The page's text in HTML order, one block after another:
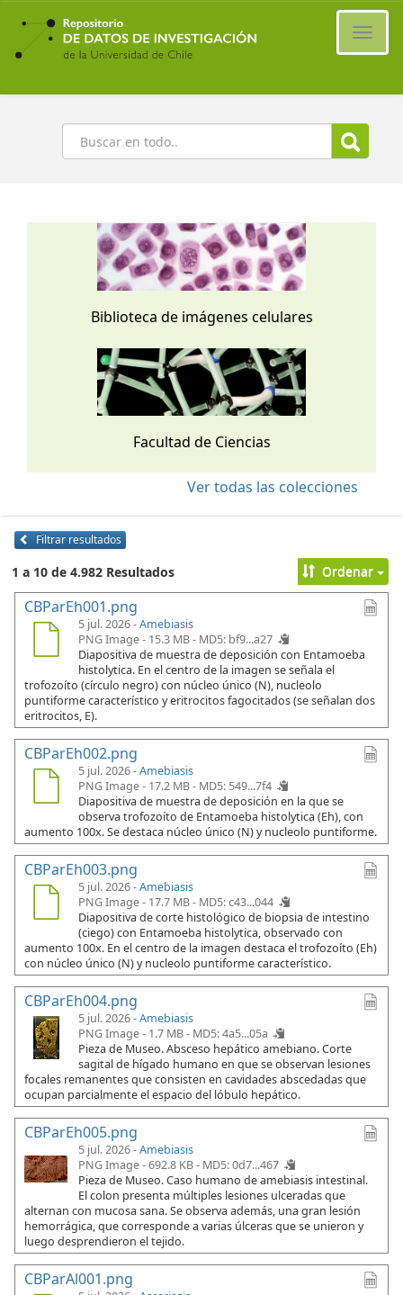
Ir
contenido
principal
Buscar
Biblioteca de imágenes celulares
Facultad de Ciencias
Ver todas las colecciones
Filtrar resultados
1 a 10 de 4.982 Resultados Ordenar
CBParEh001.png
5 jul. 2026 -Amebiasis
PNG Image - 15.3 MB - MD5: bf9...a27
Diapositiva de muestra de deposición con Entamoeba
histolytica. En el centro de la imagen se señala el
trofozoíto (círculo negro) con núcleo único (N), nucleolo
puntiforme característico y eritrocitos fagocitados (se señalan dos
eritrocitos, E).
CBParEh002.png
5 jul. 2026 -Amebiasis
PNG Image - 17.2 MB - MD5: 549...7f4
Diapositiva de muestra de deposición en la que se
observa trofozoíto de Entamoeba histolytica (Eh), con
aumento 100x. Se destaca núcleo único (N) y nucleolo puntiforme.
CBParEh003.png
5 jul. 2026 -Amebiasis
PNG Image - 17.7 MB - MD5: c43...044
Diapositiva de corte histológico de biopsia de intestino
(ciego) con Entamoeba histolytica, observado con
aumento 100x. En el centro de la imagen destaca el trofozoíto (Eh)
con núcleo único (N) y nucleolo puntiforme característico.
CBParEh004.png
5 jul. 2026 -Amebiasis
PNG Image - 1.7 MB - MD5: 4a5...05a
Pieza de Museo. Absceso hepático amebiano. Corte
sagital de hígado humano en que se observan lesiones
focales remanentes que consisten en cavidades abscedadas que
ocupan parcialmente el espacio del lóbulo hepático.
CBParEh005.png
5 jul. 2026 -Amebiasis
PNG Image - 692.8 KB - MD5: 0d7...467
Pieza de Museo. Caso humano de amebiasis intestinal.
El colon presenta múltiples lesiones ulceradas que
alternan con mucosa sana. Se observa además, una gran lesión
hemorrágica, que corresponde a varias úlceras que se unieron y
luego desprendieron el tejido.
CBParAl001.png